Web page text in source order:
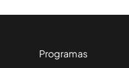
Programas